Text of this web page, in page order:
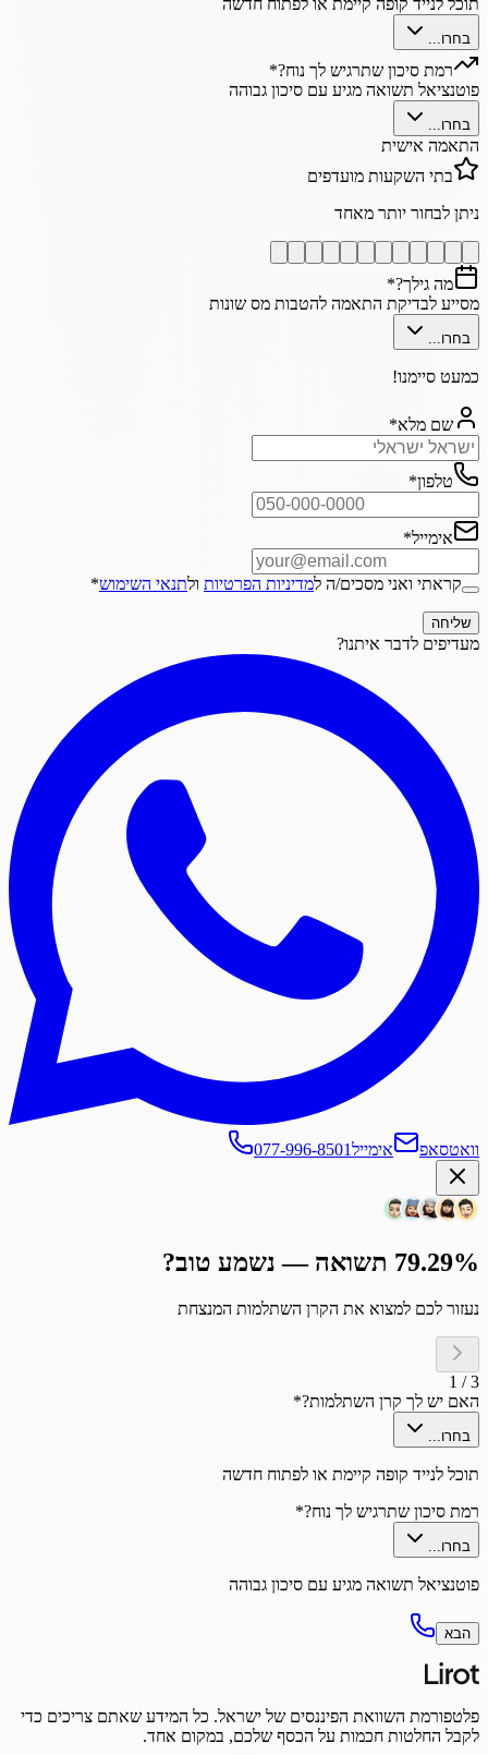
תוכל לנייד קופה קיימת או לפתוח חדשה
בחרו...
רמת סיכון שתרגיש לך נוח?*
פוטנציאל תשואה מגיע עם סיכון גבוהה
בחרו...
התאמה אישית
בתי השקעות מועדפים
ניתן לבחור יותר מאחד
מה גילך?*
מסייע לבדיקת התאמה להטבות מס שונות
בחרו...
כמעט סיימנו!
שם מלא*
טלפון*
אימייל*
קראתי ואני מסכים/ה למדיניות הפרטיות ולתנאי השימוש*
שליחה
מעדיפים לדבר איתנו?
וואטסאפ אימייל077-996-8501
79.29% תשואה — נשמע טוב?
נעזור לכם למצוא את הקרן השתלמות המנצחת
1 /3
האם יש לך קרן השתלמות?*
בחרו...
תוכל לנייד קופה קיימת או לפתוח חדשה
רמת סיכון שתרגיש לך נוח?*
בחרו...
פוטנציאל תשואה מגיע עם סיכון גבוהה
הבא
פלטפורמת השוואת הפיננסים של ישראל. כל המידע שאתם צריכים כדי
לקבל החלטות חכמות על הכסף שלכם, במקום אחד.